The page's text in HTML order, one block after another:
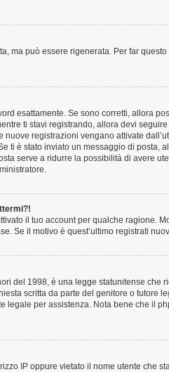
ma può essere rigenerata. Per far
esattamente. Se sono corretti, allora
ti stavi registrando, allora devi
registrazioni vengano attivate
ti è stato inviato un messaggio di
serve a ridurre la possibilità di avere
il tuo account per qualche ragione.
Se il motivo è quest’ultimo registrati
del 1998, è una legge statunitense
scritta da parte del genitore o tutore
legale per assistenza. Nota bene che il
IP oppure vietato il nome utente che